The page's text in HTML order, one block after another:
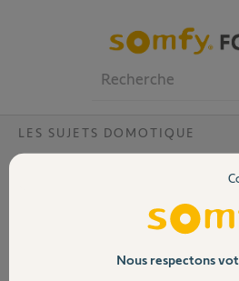
Volet
LES SUJETS DOMOTIQUE
Tahoma et Link
Bonjour,
J'ai reçu la mise a
Tahoma, qui a
Nous respectons